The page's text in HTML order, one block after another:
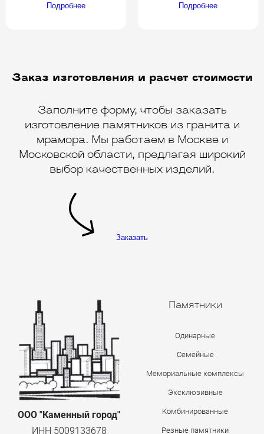
Подробнее Подробнее
Заказ изготовления и расчет стоимости
Заполните форму, чтобы заказать
изготовление памятников из гранита и
мрамора. Мы работаем в Москве и
Московской области, предлагая широкий
выбор качественных изделий.
Заказать
ООО "Каменный город"
ИНН 5009133678
Памятники
Одинарные
Семейные
Мемориальные комплексы
Эксклюзивные
Комбинированные
Резные памятники